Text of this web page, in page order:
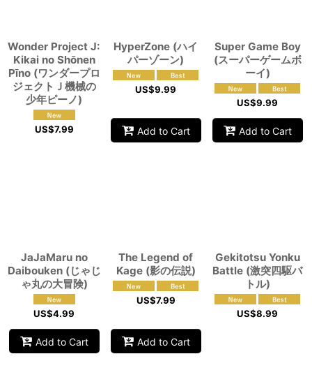
Wonder Project J:
Kikai no Shōnen
Pīno (ワンダープロ
ジェクトＪ機械の
少年ピーノ)
US$7.99
HyperZone (ハイ
パーゾーン)
US$9.99
Add to Cart
Super Game Boy
(スーパーゲームボ
ーイ)
US$9.99
Add to Cart
JaJaMaru no
Daibouken (じゃじ
ゃ丸の大冒険)
US$4.99
Add to Cart
The Legend of
Kage (影の伝説)
US$7.99
Add to Cart
Gekitotsu Yonku
Battle (激突四駆バ
トル)
US$8.99